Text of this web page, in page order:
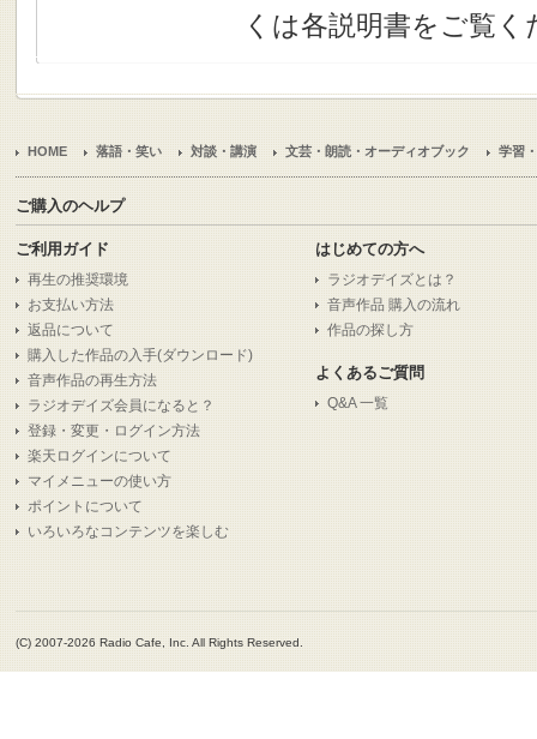
くは各説明書をご覧く
HOME 落語・笑い 対談・講演 文芸・朗読・オーディオブック 学習
ご購入のヘルプ
ご利用ガイド
再生の推奨環境
お支払い方法
返品について
購入した作品の入手(ダウンロード)
音声作品の再生方法
ラジオデイズ会員になると？
登録・変更・ログイン方法
楽天ログインについて
マイメニューの使い方
ポイントについて
いろいろなコンテンツを楽しむ
はじめての方へ
ラジオデイズとは？
音声作品 購入の流れ
作品の探し方
よくあるご質問
Q&A 一覧
(C) 2007-2026 Radio Cafe, Inc. All Rights Reserved.